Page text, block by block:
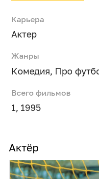
Карьера
Актер
Жанры
Комедия, Про
Всего фильмов
1, 1995
Актёр